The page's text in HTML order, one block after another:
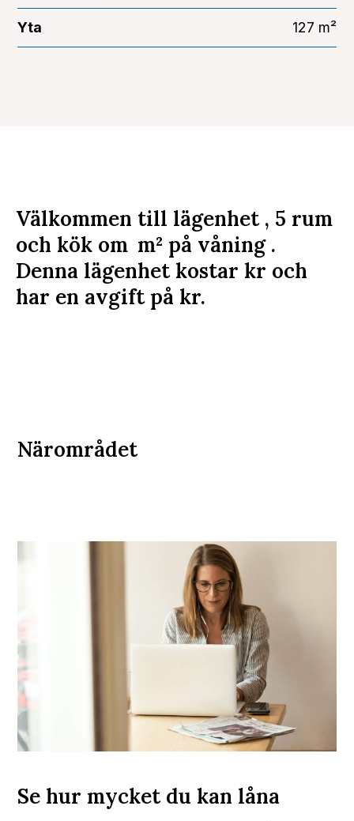
Yta 127 m²
Välkommen till lägenhet , 5 rum
och kök om m² på våning .
Denna lägenhet kostar kr och
har en avgift på kr.
Närområdet
Se hur mycket du kan låna